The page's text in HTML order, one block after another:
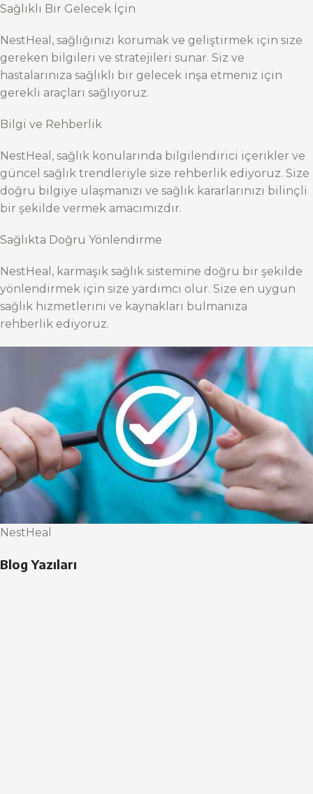
Sağlıklı Bir Gelecek İçin
NestHeal, sağlığınızı korumak ve geliştirmek için size
gereken bilgileri ve stratejileri sunar. Siz ve
hastalarınıza sağlıklı bir gelecek inşa etmeniz için
gerekli araçları sağlıyoruz.
Bilgi ve Rehberlik
NestHeal, sağlık konularında bilgilendirici içerikler ve
güncel sağlık trendleriyle size rehberlik ediyoruz. Size
doğru bilgiye ulaşmanızı ve sağlık kararlarınızı bilinçli
bir şekilde vermek amacımızdır.
Sağlıkta Doğru Yönlendirme
NestHeal, karmaşık sağlık sistemine doğru bir şekilde
yönlendirmek için size yardımcı olur. Size en uygun
sağlık hizmetlerini ve kaynakları bulmanıza
rehberlik ediyoruz.
NestHeal
Blog Yazıları